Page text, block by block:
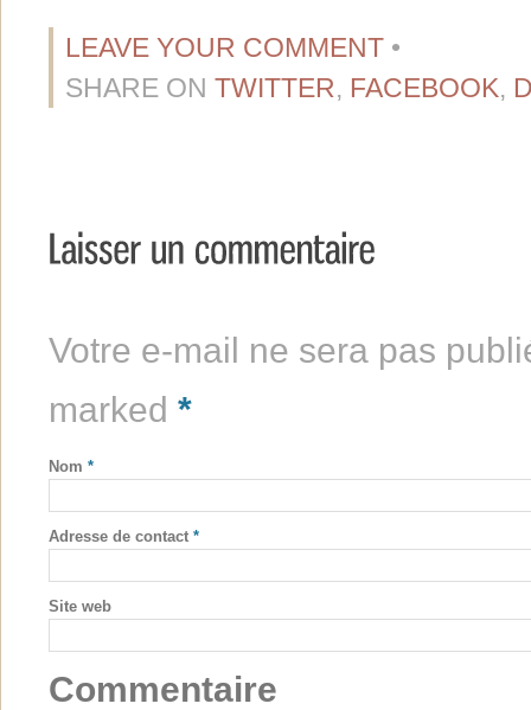
LEAVE YOUR COMMENT •
SHARE ON TWITTER, FACEBOOK,
Votre e-mail ne sera pas
marked *
Nom *
Adresse de contact *
Site web
Commentaire